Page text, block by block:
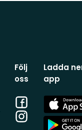
Följ
oss
Facebook
Instagram
Ladda
app
App
Store
App